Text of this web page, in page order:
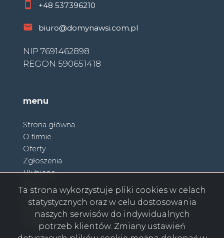
+48 537396210
biuro@domynawsi.com.pl
NIP 7691462898
REGON 590651418
menu
Strona główna
O firmie
Oferty
Zgłoszenia
Ulubione
Kontakt
Ta strona wykorzystuje pliki cookies w celach
statystycznych oraz w celu dostosowania
naszych serwisów do indywidualnych
potrzeb klientów. Zmiany ustawień